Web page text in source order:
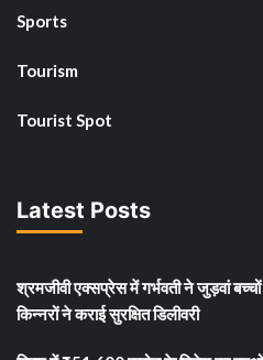
Sports
Tourism
Tourist Spot
Latest Posts
श्रमजीवी एक्सप्रेस में गर्भवती ने जुड़वां
किन्नरों ने कराई सुरक्षित डिलीवरी